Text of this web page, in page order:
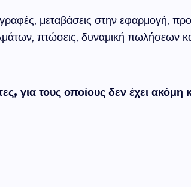
μεταβάσεις στην εφαρμογή,
πτώσεις, δυναμική πωλήσεων
για τους οποίους δεν έχει